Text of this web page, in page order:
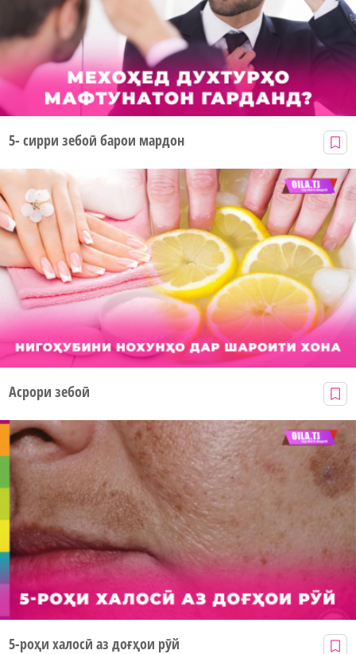
5- сирри зебоӣ барои мардон
Асрори зебоӣ
5-роҳи халосӣ аз доғҳои рӯй